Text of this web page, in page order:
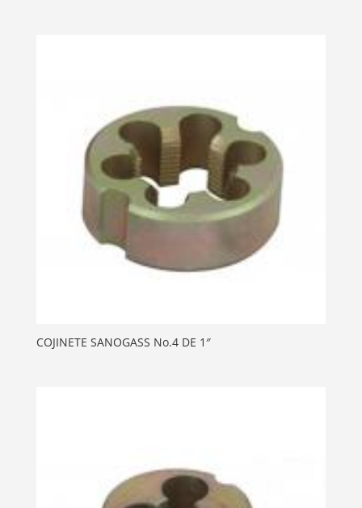
COJINETE SANOGASS No.4 DE 1″